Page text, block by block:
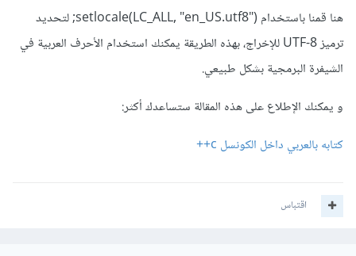
هنا قمنا باستخدام setlocale(LC_ALL, "en_US.utf8"); لتحديد
ترميز UTF-8 للإخراج، بهذه الطريقة يمكنك استخدام الأحرف العربية في
الشيفرة البرمجية بشكل طبيعي.
و يمكنك الإطلاع على هذه المقالة ستساعدك أكثر:
كتابه بالعربي داخل الكونسل c++
اقتباس